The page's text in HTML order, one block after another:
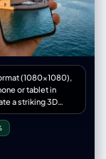
chalk/marker
illustration
diving gear
warm lighting,
(other than
line art",
right bathes the
perfectly
textures. --ar
(1080x1080),
or tablet in
a striking 3D
image of an iconic
real background,
from the
through a